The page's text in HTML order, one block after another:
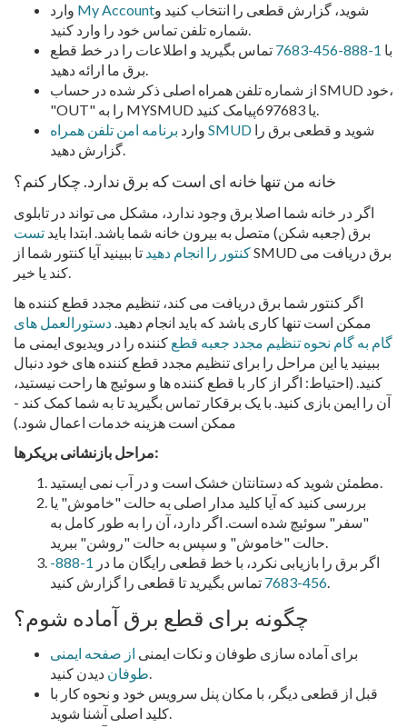
My Accountشوید، گزارش قطعی را انتخاب کنید و
شماره تلفن تماس خود را وارد کنید.
با 1-888-456-7683
تماس بگیرید و اطلاعات را در خط قطع
برق ما ارائه دهید.
از شماره تلفن همراه اصلی ذکر شده در حساب SMUD خود،
"OUT" را به MYSMUD یا 697683پیامک کنید.
وارد برنامه امن تلفن همراه SMUD
گزارش دهید.
خانه من تنها خانه ای است که برق ندارد. چکار کنم؟
اگر در خانه شما اصلا برق وجود ندارد، مشکل می تواند در تابلوی
برق (جعبه شکن) متصل به بیرون خانه شما باشد. ابتدا باید تست
کنتور را انجام دهید تا ببینید آیا کنتور شما از SMUD برق دریافت می
کند یا خیر.
اگر کنتور شما برق دریافت می کند، تنظیم مجدد قطع کننده ها
ممکن است تنها کاری باشد که باید انجام دهید.دستورالعمل های
گام به گام نحوه تنظیم مجدد جعبه قطع کننده را در ویدیوی ایمنی ما
ببینید یا این مراحل را برای تنظیم مجدد قطع کننده های خود دنبال
کنید. (احتیاط: اگر از کار با قطع کننده ها و سوئیچ ها راحت نیستید،
آن را ایمن بازی کنید. با یک برقکار تماس بگیرید تا به شما کمک کند -
ممکن است هزینه خدمات اعمال شود.)
مراحل بازنشانی بریکرها:
مطمئن شوید که دستانتان خشک است و در آب نمی ایستید.
بررسی کنید که آیا کلید مدار اصلی به حالت "خاموش" یا
"سفر" سوئیچ شده است. اگر دارد، آن را به طور کامل به
حالت "خاموش" و سپس به حالت "روشن" ببرید.
اگر برق را بازیابی نکرد، با خط قطعی رایگان ما در
1-888-
456-7683تماس بگیرید تا قطعی را گزارش کنید.
چگونه برای قطع برق آماده شوم؟
برای آماده سازی طوفان و نکات ایمنی از صفحه ایمنی
طوفاندیدن کنید.
قبل از قطعی دیگر، با مکان پنل سرویس خود و نحوه کار با
کلید اصلی آشنا شوید.